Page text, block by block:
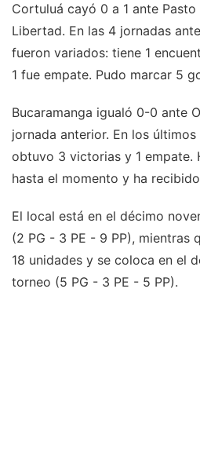
Cortuluá cayó 0 a 1 ante
Libertad. En las 4 jornadas
fueron variados: tiene 1
1 fue empate. Pudo marcar 5
Bucaramanga igualó 0-0 ante
jornada anterior. En los
obtuvo 3 victorias y 1 empate.
hasta el momento y ha
El local está en el décimo
(2 PG - 3 PE - 9 PP), mientras
18 unidades y se coloca en el
torneo (5 PG - 3 PE - 5 PP).